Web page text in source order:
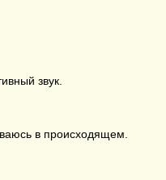
звук.
в происходящем.